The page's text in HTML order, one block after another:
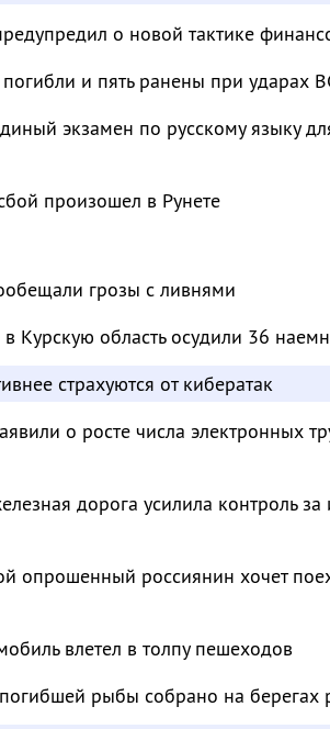
о новой тактике
и пять ранены при ударах
экзамен по русскому языку
произошел в Рунете
грозы с ливнями
Курскую область осудили 36
страхуются от кибератак
о росте числа электронных
дорога усилила контроль за
опрошенный россиянин хочет
влетел в толпу пешеходов
рыбы собрано на берегах